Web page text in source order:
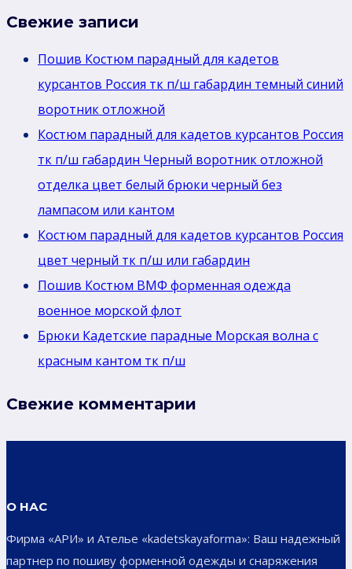
Свежие записи
Пошив Костюм парадный для кадетов
курсантов Россия тк п/ш габардин темный синий
воротник отложной
Костюм парадный для кадетов курсантов Россия
тк п/ш габардин Черный воротник отложной
отделка цвет белый брюки черный без
лaмпасом или кантом
Костюм парадный для кадетов курсантов Россия
цвет черный тк п/ш или габардин
Пошив Костюм ВМФ форменная одежда
военное морской флот
Брюки Кадетские парадные Морская волна с
красным кантом тк п/ш
Свежие комментарии
О НАС
Фирма «АРИ» и Ателье «kadetskayaforma»: Ваш надежный
партнер по пошиву форменной одежды и снаряжения